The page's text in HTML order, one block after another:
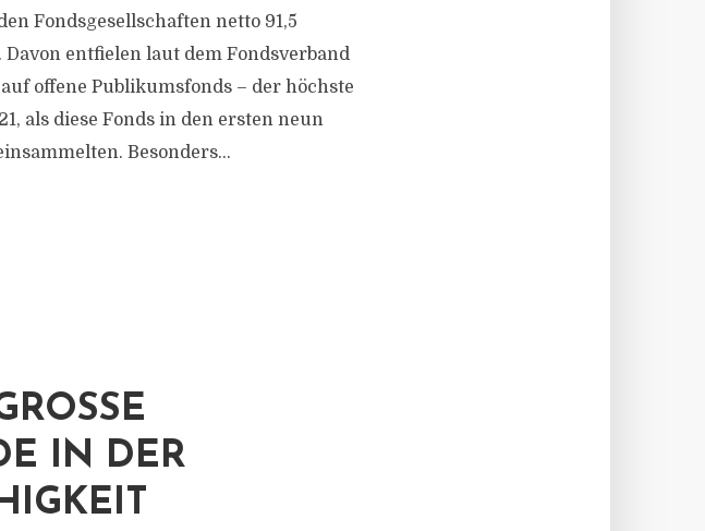
Fondsgesellschaften netto 91,5
entfielen laut dem Fondsverband
offene Publikumsfonds – der höchste
als diese Fonds in den ersten neun
Besonders...
U
IN DER Z
D